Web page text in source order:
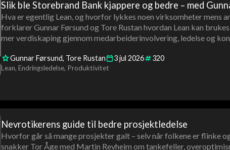
Slik ble Storebrand Bank kjappere og bedre – med
Hva er egentlig Lean, og hvorfor lykkes noen virksomheter mens
forklarer Gunnar Førsund og Tore Rustan hvordan Lean kan
mer verdiskaping gjennom medarbeiderinvolvering, ledelse og
Gunnar Førsund Tore Rustan 3jul 2026 320
Lean Endringsledelse Produktivitet
Nevrotikerens guide til bedre prosjektledelse
Hvorfor går så mange prosjekter galt – selv når folkene er flinke
snakker Tor Åge med Martin Revheim om tankefeller,